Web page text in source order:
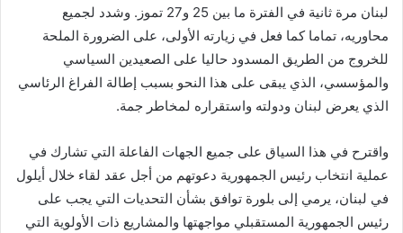
ي
و
ن
ي
لبنان مرة ثانية في الفترة ما بين 25 و27 تموز. وشدد لجميع
محاوريه، تماما كما فعل في زيارته الأولى، على الضرورة الملحة
للخروج من الطريق المسدود حاليا على الصعيدين السياسي
والمؤسسي، الذي يبقى على هذا النحو بسبب إطالة الفراغ الرئاسي
الذي يعرض لبنان ودولته واستقراره لمخاطر جمة.
واقترح في هذا السياق على جميع الجهات الفاعلة التي تشارك في
عملية انتخاب رئيس الجمهورية دعوتهم من أجل عقد لقاء خلال أيلول
في لبنان، يرمي إلى بلورة توافق بشأن التحديات التي يجب على
رئيس الجمهورية المستقبلي مواجهتها والمشاريع ذات الأولوية التي